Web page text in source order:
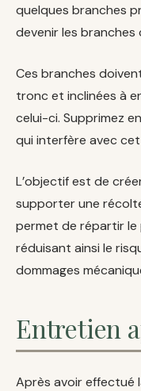
quelques branches
devenir les branches
Ces branches
tronc et inclinées à
celui-ci. Supprimez
qui interfère avec
L’objectif est de
supporter une
permet de répartir
réduisant ainsi le
dommages
Entretien
Après avoir effectué